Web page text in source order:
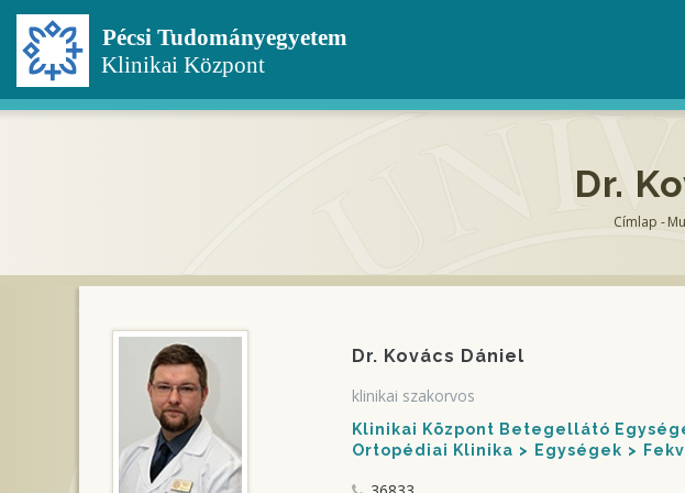
Ugrás
tartalomra
Dr.
Címlap -
Dr. Kovács Dániel
klinikai szakorvos
Klinikai Központ Betegellátó
Ortopédiai Klinika
Egységek